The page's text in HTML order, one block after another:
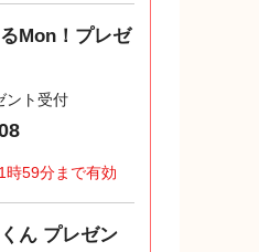
Mon！プレゼ
ント受付
時59分まで有効
ん プレゼン